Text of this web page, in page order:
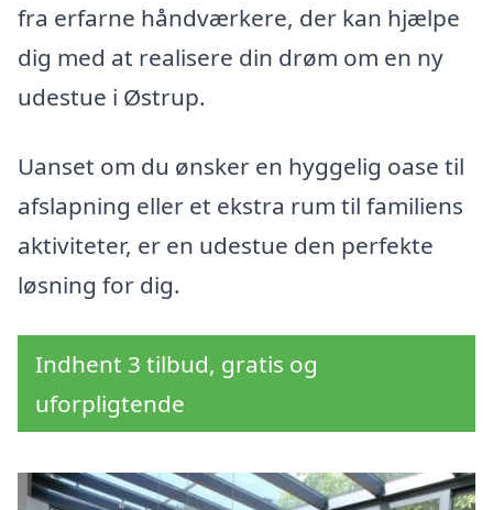
fra erfarne håndværkere, der kan hjælpe
dig med at realisere din drøm om en ny
udestue i Østrup.
Uanset om du ønsker en hyggelig oase til
afslapning eller et ekstra rum til familiens
aktiviteter, er en udestue den perfekte
løsning for dig.
Indhent 3 tilbud, gratis og
uforpligtende